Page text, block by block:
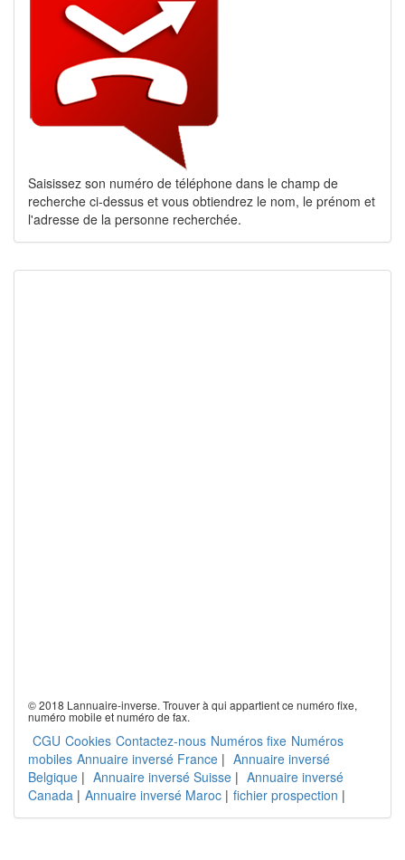
Saisissez son numéro de téléphone dans le champ de
recherche ci-dessus et vous obtiendrez le nom, le prénom et
l'adresse de la personne recherchée.
© 2018 Lannuaire-inverse. Trouver à qui appartient ce numéro fixe,
numéro mobile et numéro de fax.
CGU Cookies Contactez-nous Numéros fixe Numéros
mobiles Annuaire inversé France | Annuaire inversé
Belgique | Annuaire inversé Suisse | Annuaire inversé
Canada | Annuaire inversé Maroc | fichier prospection |